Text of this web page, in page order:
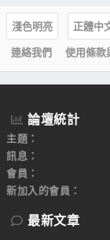
淺色明亮
正體中
連絡我們
使用條款
論壇統計
主題
訊息
會員
新加入的會員
最新文章